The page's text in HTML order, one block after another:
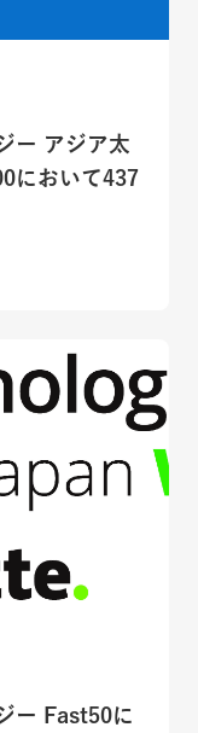
ー アジア太
において437
ー Fast50に